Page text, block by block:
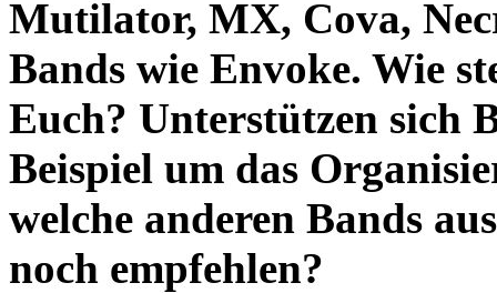
Mutilator, MX, Cova,
Bands wie Envoke. Wie
Euch? Unterstützen sich
Beispiel um das
welche anderen Bands
noch empfehlen?